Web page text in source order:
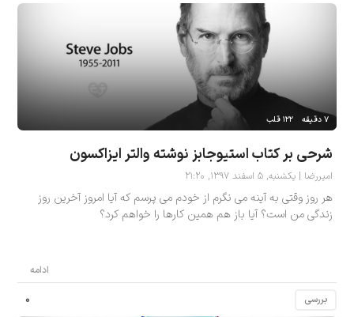
شرحی بر کتاب استیوجابز نوشته والتر ایزاکسون
امیررضا | یکشنبه, ۵ اسفند ۱۳۹۷, ۲۱:۲۰
هر روز وقتی به آینه می نگرم از خودم می پرسم که آیا امروز آخرین روز
زندگی من است؟ آیا باز هم همین کارها را خواهم کرد؟
ادامه
۷ دقیقه ۱۲۲ قلب
بررسی ۰